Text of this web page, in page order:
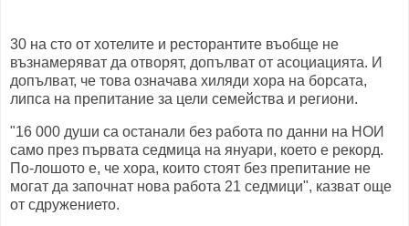
30 на сто от хотелите и ресторантите въобще не
възнамеряват да отворят, допълват от асоциацията. И
допълват, че това означава хиляди хора на борсата,
липса на препитание за цели семейства и региони.
"16 000 души са останали без работа по данни на НОИ
само през първата седмица на януари, което е рекорд.
По-лошото е, че хора, които стоят без препитание не
могат да започнат нова работа 21 седмици", казват още
от сдружението.